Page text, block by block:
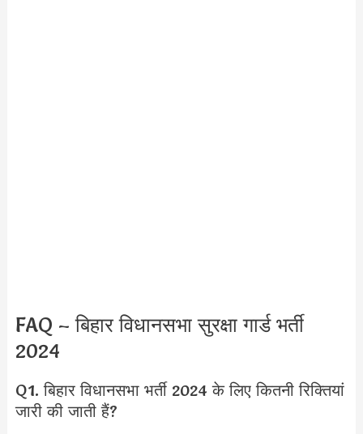
FAQ – बिहार विधानसभा सुरक्षा गार्ड भर्ती
2024
Q1. बिहार विधानसभा भर्ती 2024 के लिए कितनी रिक्तियां
जारी की जाती हैं?